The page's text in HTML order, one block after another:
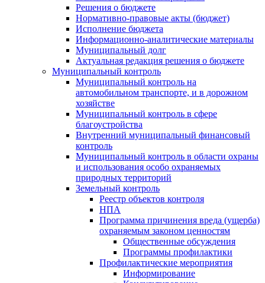
Решения о бюджете
Нормативно-правовые акты (бюджет)
Исполнение бюджета
Информационно-аналитические материалы
Муниципальный долг
Актуальная редакция решения о бюджете
Муниципальный контроль
Муниципальный контроль на
автомобильном транспорте, и в дорожном
хозяйстве
Муниципальный контроль в сфере
благоустройства
Внутренний муниципальный финансовый
контроль
Муниципальный контроль в области охраны
и использования особо охраняемых
природных территорий
Земельный контроль
Реестр объектов контроля
НПА
Программа причинения вреда (ущерба)
охраняемым законом ценностям
Общественные обсуждения
Программы профилактики
Профилактические мероприятия
Информирование